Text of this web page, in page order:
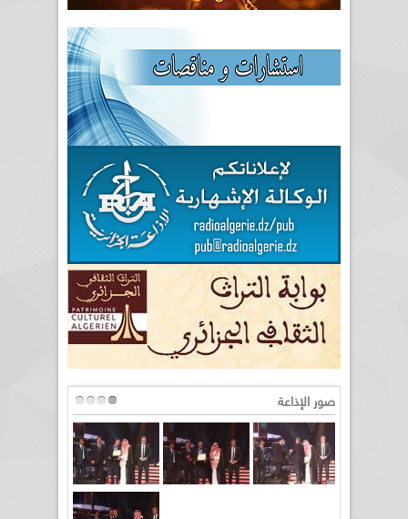
صور الإذاعة